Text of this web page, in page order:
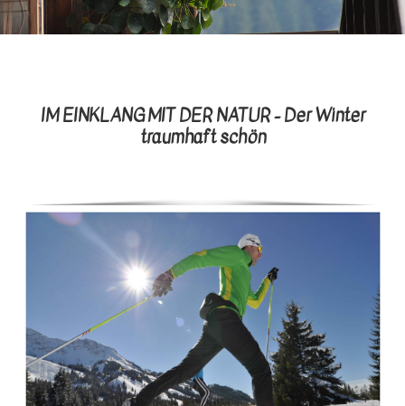
IM EINKLANG MIT DER NATUR - Der Winter
traumhaft schön